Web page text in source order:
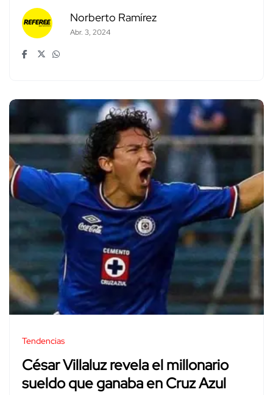
Norberto Ramírez
Abr. 3, 2024
Tendencias
César Villaluz revela el millonario
sueldo que ganaba en Cruz Azul